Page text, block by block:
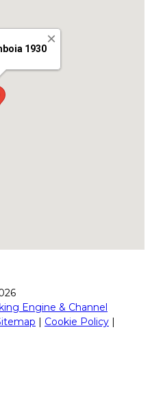
Engine & Channel
| Cookie Policy |